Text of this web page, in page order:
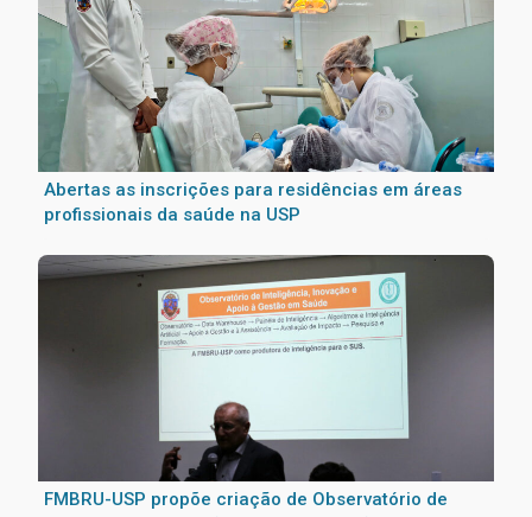
Abertas as inscrições para residências em áreas
profissionais da saúde na USP
FMBRU-USP propõe criação de Observatório de